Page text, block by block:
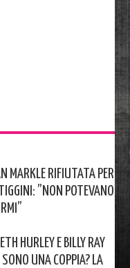
MARKLE RIFIUTATA PER
”NON POTEVANO
HURLEY E BILLY RAY
SONO UNA COPPIA? LA